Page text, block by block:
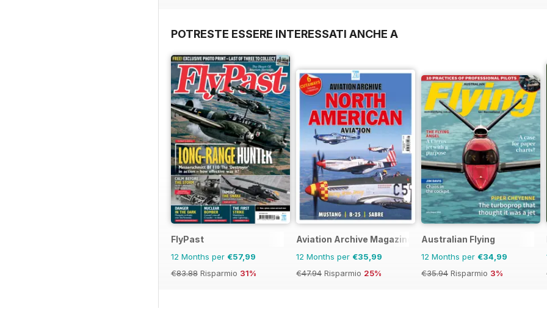
POTRESTE ESSERE INTERESSATI ANCHE A
FlyPast
12 Months per €57,99
€83.88 Risparmio 31%
Aviation Archive Magazine
12 Months per €35,99
€47.94 Risparmio 25%
Australian Flying
12 Months per €34,99
€35.94 Risparmio 3%